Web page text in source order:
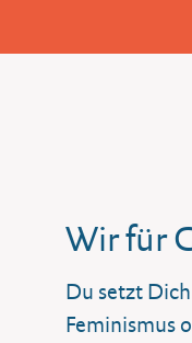
Wir für
Du setzt
Feminismus